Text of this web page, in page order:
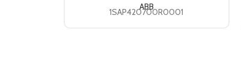
ABB
1SAP420700R0001